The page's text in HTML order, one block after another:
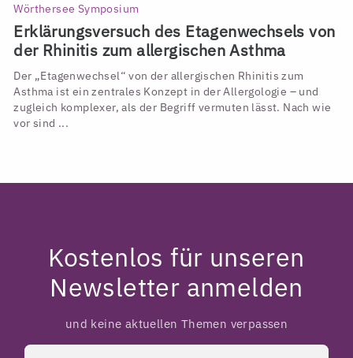
Wörthersee Symposium
Erklärungsversuch des Etagenwechsels von
der Rhinitis zum allergischen Asthma
Der „Etagenwechsel“ von der allergischen Rhinitis zum
Asthma ist ein zentrales Konzept in der Allergologie – und
zugleich komplexer, als der Begriff vermuten lässt. Nach wie
vor sind ...
Kostenlos für unseren
Newsletter anmelden
und keine aktuellen Themen verpassen